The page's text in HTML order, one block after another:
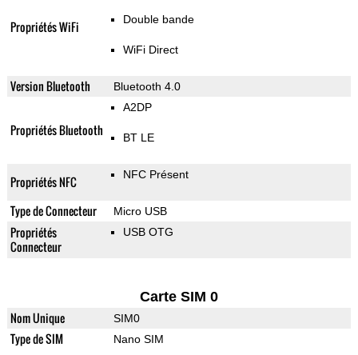
Propriétés WiFi Double bande
WiFi Direct
Version Bluetooth Bluetooth 4.0
Propriétés Bluetooth
A2DP
BT LE
Propriétés NFC NFC Présent
Type de Connecteur Micro USB
Propriétés
Connecteur
USB OTG
Carte SIM 0
Nom Unique SIM0
Type de SIM Nano SIM